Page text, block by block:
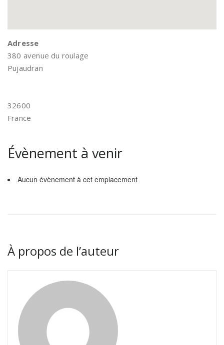
Adresse
380 avenue du roulage
Pujaudran
32600
France
Évènement à venir
Aucun évènement à cet emplacement
À propos de l’auteur